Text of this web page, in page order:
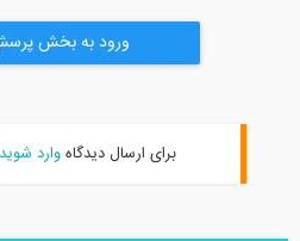
ورود به بخش پرسش
برای ارسال دیدگاهوارد شویدیا